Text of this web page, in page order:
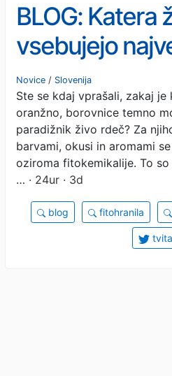
BLOG: Katera
vsebujejo
fitohranil?
Novice / Slovenija
Ste se kdaj vprašali, zakaj je
oranžno, borovnice temno
paradižnik živo rdeč? Za
barvami, okusi in aromami
oziroma fitokemikalije. To
… · 24ur · 3d
blog fitohranila